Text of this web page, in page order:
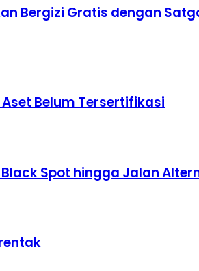
Bergizi Gratis dengan
Aset Belum Tersertifikasi
Spot hingga Jalan